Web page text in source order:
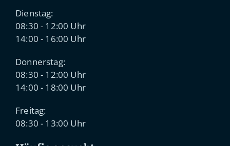
Dienstag:
08:30 - 12:00 Uhr
14:00 - 16:00 Uhr
Donnerstag:
08:30 - 12:00 Uhr
14:00 - 18:00 Uhr
Freitag:
08:30 - 13:00 Uhr